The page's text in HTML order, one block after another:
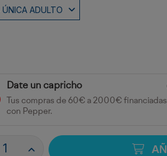
Date un capricho
Tus compras de 60€ a 2000€ financiadas
con Pepper.